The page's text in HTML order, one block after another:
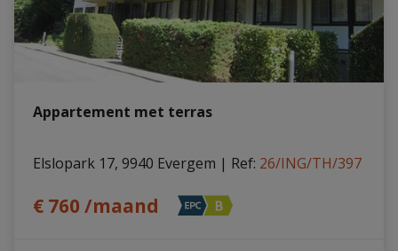
Appartement met terras
Elslopark 17, 9940 Evergem | Ref: 26/ING/TH/397
€ 760 /maand